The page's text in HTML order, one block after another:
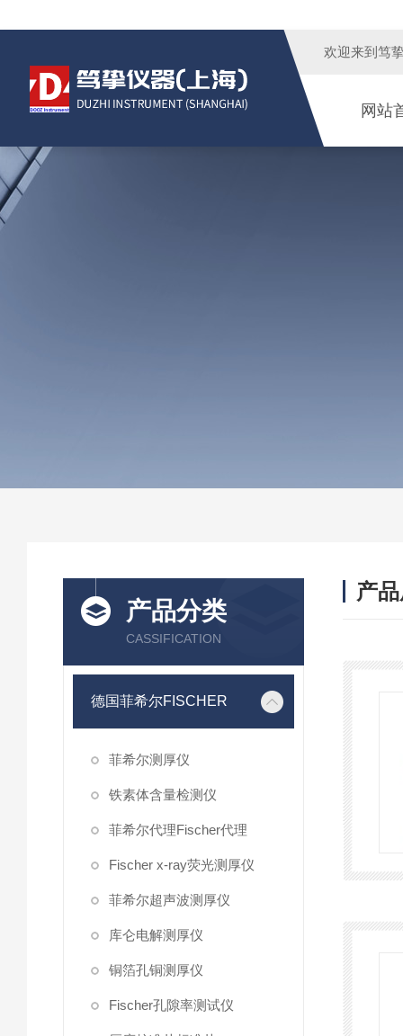
欢迎来到 笃
网站
产品分类
CASSIFICATION
德国菲希尔FISCHER
菲希尔测厚仪
铁素体含量检测仪
菲希尔代理Fischer代理
Fischer x-ray荧光测厚仪
菲希尔超声波测厚仪
库仑电解测厚仪
铜箔孔铜测厚仪
Fischer孔隙率测试仪
产